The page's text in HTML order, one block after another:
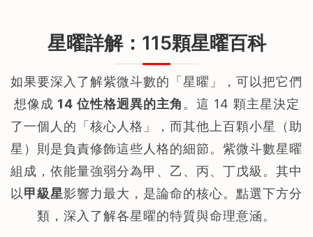
星曜詳解：115顆星曜百科
如果要深入了解紫微斗數的「星曜」，可以把它們
想像成 14 位性格迥異的主角 。這 14 顆主星決定
了一個人的「核心人格」，而其他上百顆小星（助
星）則是負責修飾這些人格的細節。紫微斗數星曜
組成，依能量強弱分為甲、乙、丙、丁戊級。其中
以甲級星影響力最大，是論命的核心。點選下方分
類，深入了解各星曜的特質與命理意涵。